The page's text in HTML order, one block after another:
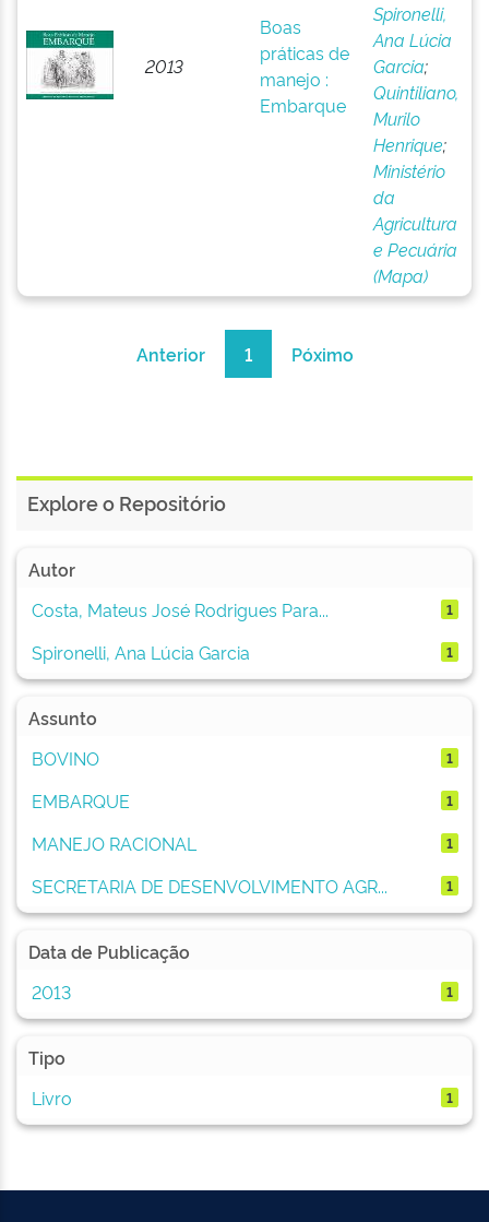
2013
Boas
práticas de
manejo :
Embarque
Spironelli,
Ana Lúcia
Garcia;
Quintiliano,
Murilo
Henrique;
Ministério
da
Agricultura
e Pecuária
(Mapa)
Anterior 1 Póximo
Explore o Repositório
Autor
Costa, Mateus José Rodrigues Para...
1
Spironelli, Ana Lúcia Garcia 1
Assunto
BOVINO
1
EMBARQUE 1
MANEJO RACIONAL 1
SECRETARIA DE DESENVOLVIMENTO AGR... 1
Data de Publicação
2013
1
Tipo
Livro
1